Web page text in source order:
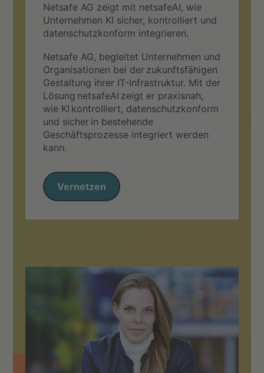
Netsafe AG zeigt mit netsafeAI, wie
Unternehmen KI sicher, kontrolliert und
datenschutzkonform integrieren.
Netsafe AG, begleitet Unternehmen und
Organisationen bei der zukunftsfähigen
Gestaltung ihrer IT-Infrastruktur. Mit der
Lösung netsafeAI zeigt er praxisnah,
wie KI kontrolliert, datenschutzkonform
und sicher in bestehende
Geschäftsprozesse integriert werden
kann.
Vernetzen